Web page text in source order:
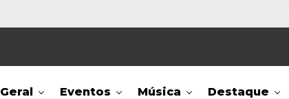
Geral Eventos Música Destaque